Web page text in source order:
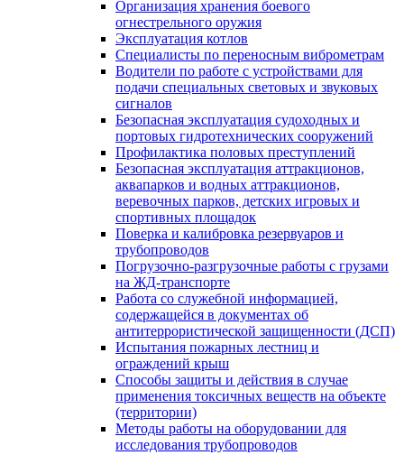
Организация хранения боевого
огнестрельного оружия
Эксплуатация котлов
Специалисты по переносным виброметрам
Водители по работе с устройствами для
подачи специальных световых и звуковых
сигналов
Безопасная эксплуатация судоходных и
портовых гидротехнических сооружений
Профилактика половых преступлений
Безопасная эксплуатация аттракционов,
аквапарков и водных аттракционов,
веревочных парков, детских игровых и
спортивных площадок
Поверка и калибровка резервуаров и
трубопроводов
Погрузочно-разгрузочные работы с грузами
на ЖД-транспорте
Работа со служебной информацией,
содержащейся в документах об
антитеррористической защищенности (ДСП)
Испытания пожарных лестниц и
ограждений крыш
Способы защиты и действия в случае
применения токсичных веществ на объекте
(территории)
Методы работы на оборудовании для
исследования трубопроводов